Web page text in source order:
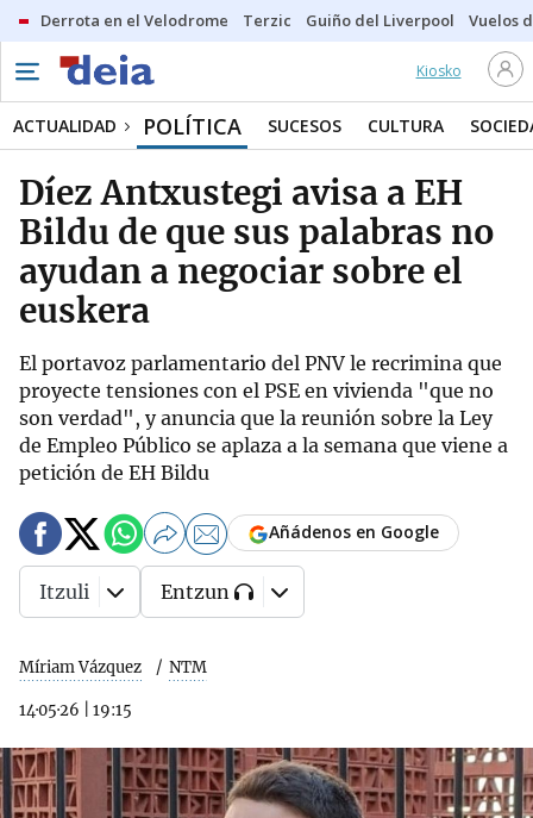
Derrota en el Velodrome Terzic Guiño del Liverpool Vuelos
Kiosko
ACTUALIDAD POLÍTICA SUCESOS CULTURA
Díez Antxustegi avisa a EH
Bildu de que sus palabras no
ayudan a negociar sobre el
euskera
El portavoz parlamentario del PNV le recrimina que
proyecte tensiones con el PSE en vivienda "que no
son verdad", y anuncia que la reunión sobre la Ley
de Empleo Público se aplaza a la semana que viene a
petición de EH Bildu
Míriam Vázquez NTM
14·05·26 19:15
Añádenos en Google
Itzuli Entzun